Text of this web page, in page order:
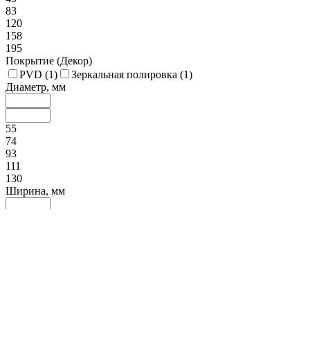
83
120
158
195
Покрытие (Декор)
PVD (1) Зеркальная полировка (1)
Диаметр, мм
55
74
93
111
130
Ширина, мм